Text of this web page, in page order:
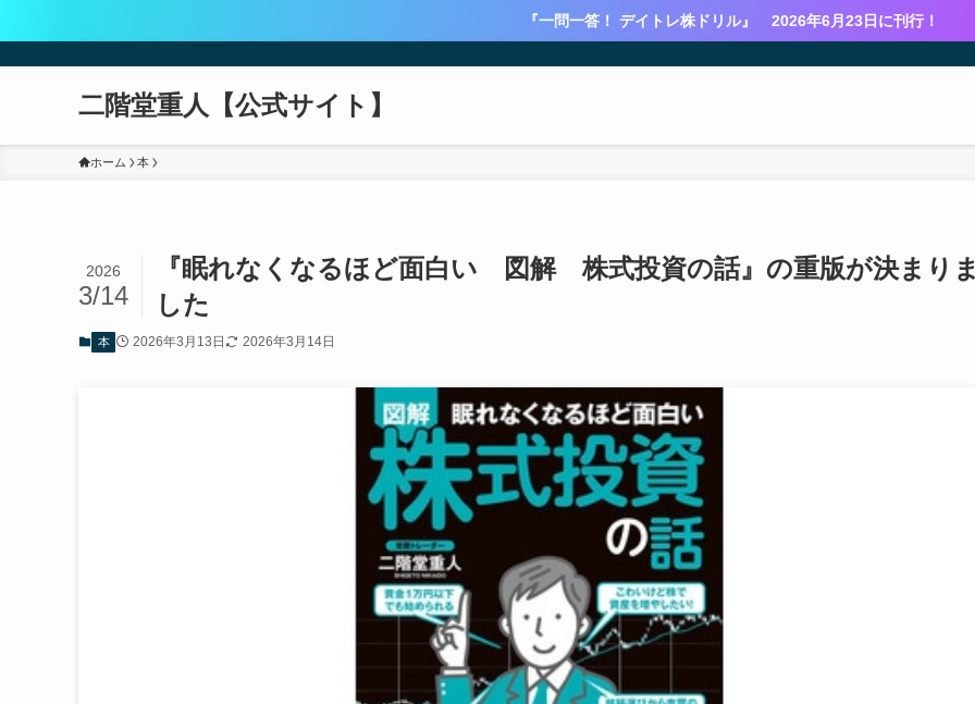
『一問一答！ デイトレ株ドリル』 2026年6月23日に刊行！
二階堂重人【公式サイト】
ホーム 本
『眠れなくなるほど面白い 図解 株式投資の話』の重版が決まりま
した
2026
3/14
本 2026年3月13日 2026年3月14日